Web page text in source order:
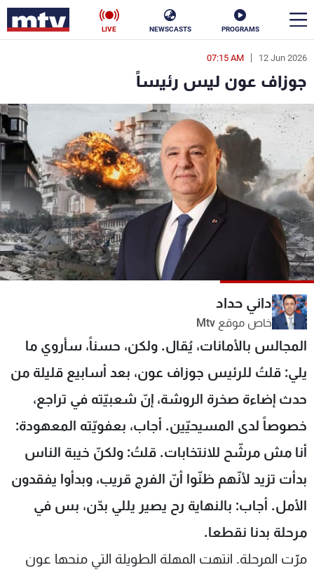
PROGRAMS
NEWSCASTS
LIVE
12 Jun 2026
07:15 AM
جوزاف عون ليس رئيساً
داني حداد
خاص موقع Mtv
المجالس بالأمانات، يُقال. ولكن، حسناً، سأروي ما
يلي: قلتُ للرئيس جوزاف عون، بعد أسابيع قليلة من
حدث إضاءة صخرة الروشة، إنّ شعبيّته في تراجع،
خصوصاً لدى المسيحيّين. أجاب، بعفويّته المعهودة:
أنا مش مرشّح للانتخابات. قلتُ: ولكنّ خيبة الناس
بدأت تزيد لأنّهم ظنّوا أنّ الفرج قريب، وبدأوا يفقدون
الأمل. أجاب: بالنهاية رح يصير يللي بدّن، بس في
مرحلة بدنا نقطعا.
مرّت المرحلة. انتهت المهلة الطويلة التي منحها عون
en
الأخبار
سياسة ناس
إقتصاد فن
منوعات رياضة
كأس العالم
البرامج
جدول البرامج
شاهد البرامج
الترددات
لاعلاناتكم
وظائف
تواصل معنا
شروط الإسـتخدام